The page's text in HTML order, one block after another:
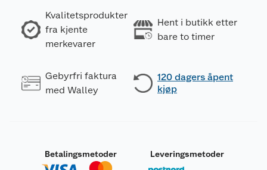
Kvalitetsprodukter
fra kjente
merkevarer
Hent i butikk etter
bare to timer
Gebyrfri faktura
med Walley
120 dagers åpent
kjøp
Betalingsmetoder Leveringsmetoder